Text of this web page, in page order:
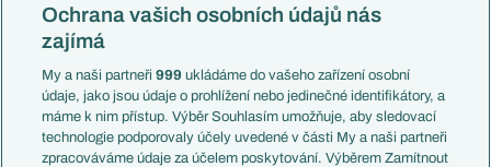
Mistrovství světa
Liga národů
Témata
Představení týmů MS
EuroSkauting
PL v kostce
Česko
Francie
Itálie
Německo
Španělsko
Argentina
Ochrana vašich osobních údajů nás
zajímá
My a naši partneři999 ukládáme do vašeho zařízení osobní
údaje, jako jsou údaje o prohlížení nebo jedinečné identifikátory, a
máme k nim přístup. Výběr Souhlasím umožňuje, aby sledovací
technologie podporovaly účely uvedené v části My a naši partneři
zpracováváme údaje za účelem poskytování. Výběrem Zamítnout